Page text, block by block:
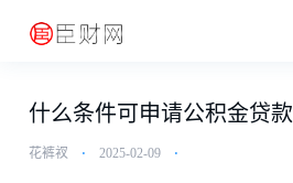
什么条件可申请公积金贷款
花裤衩 ⋅ 2025-02-09 ⋅